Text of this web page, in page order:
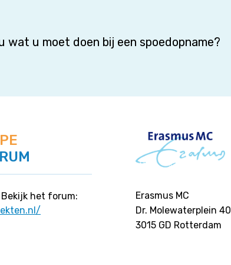
wat u moet doen bij een spoedopname?
het forum:
Erasmus MC
Dr. Molewaterplein 40
3015 GD Rotterdam